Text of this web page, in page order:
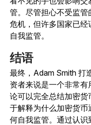
管。尽管担心不受监
危机，但许多国家已
自我监管。
结语
最终，Adam Smith 打
资者来说是一个非常
论可以完全总结加密
于解释为什么加密货
何自我监管。通过认